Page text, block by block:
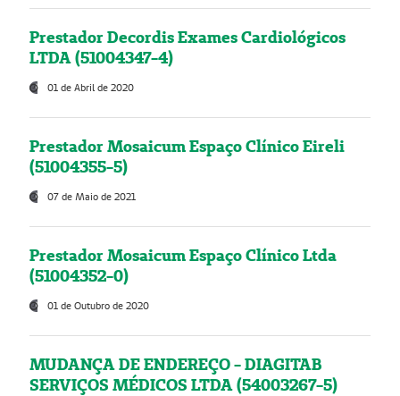
Prestador Decordis Exames Cardiológicos
LTDA (51004347-4)
01 de Abril de 2020
Prestador Mosaicum Espaço Clínico Eireli
(51004355-5)
07 de Maio de 2021
Prestador Mosaicum Espaço Clínico Ltda
(51004352-0)
01 de Outubro de 2020
MUDANÇA DE ENDEREÇO - DIAGITAB
SERVIÇOS MÉDICOS LTDA (54003267-5)